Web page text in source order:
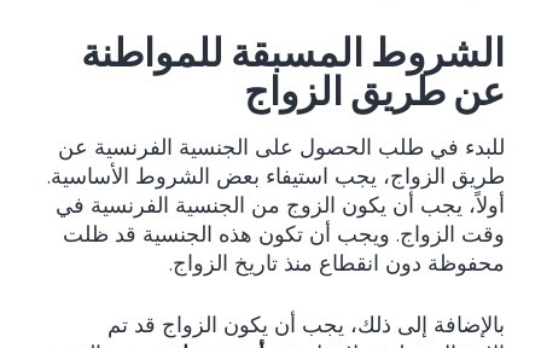
الشروط المسبقة للمواطنة
عن طريق الزواج
للبدء في طلب الحصول على الجنسية الفرنسية عن
طريق الزواج، يجب استيفاء بعض الشروط الأساسية.
أولاً، يجب أن يكون الزوج من الجنسية الفرنسية في
وقت الزواج. ويجب أن تكون هذه الجنسية قد ظلت
محفوظة دون انقطاع منذ تاريخ الزواج.
بالإضافة إلى ذلك، يجب أن يكون الزواج قد تم